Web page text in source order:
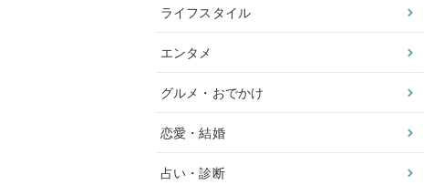
ライフスタイル
エンタメ
グルメ・おでかけ
恋愛・結婚
占い・診断